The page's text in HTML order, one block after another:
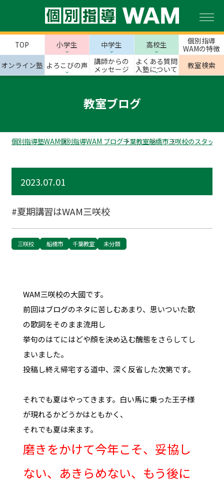
TOP 小学生 中学生 高校生
個別指導
WAMの特徴
オンライン塾 よろこびの声
講師からの
メッセージ
よくある質問
入塾について
教室検索
教室ブログ
個別指導塾WAM個別指導WAM ブログ千葉教室船橋市三咲校のスタッフ
2023.07.01
#夏期講習はWAM三咲校
三咲校 船橋市 千葉教室 未分類
WAM三咲校の大國です。
前回はブログのネタに苦しむあまり、思いついた歌
の歌詞をそのまま流用し
挙句のはてにはどや顔を決め込む醜態をさらしてし
まいました。
投稿し終え帰宅する道中、深く反省した次第です。
それでも夏はやってきます。白い馬に乗った王子様
が現れるかどうかはともかく、
それでも夏は来ます。
磨きをかけて今年こそ、妥協し
ない、あきらめない、もう後に